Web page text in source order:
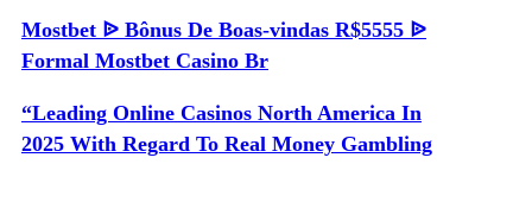
Mostbet ᐉ Bônus De Boas-vindas R$5555 ᐉ
Formal Mostbet Casino Br
“Leading Online Casinos North America In
2025 With Regard To Real Money Gambling